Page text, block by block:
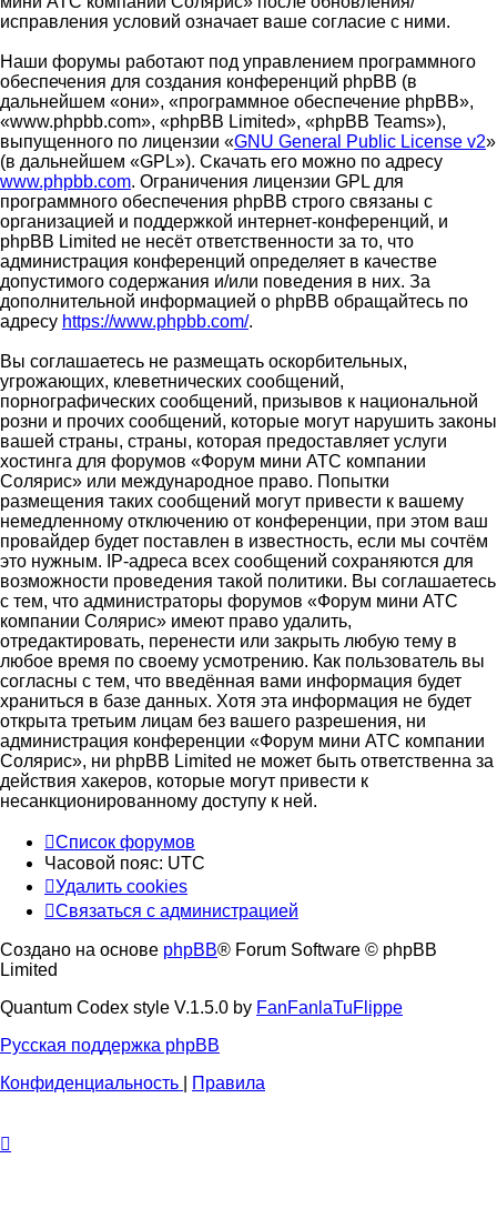
исправления условий означает ваше согласие с ними.
Наши форумы работают под управлением программного
обеспечения для создания конференций phpBB (в
дальнейшем «они», «программное обеспечение phpBB»,
«www.phpbb.com», «phpBB Limited», «phpBB Teams»),
выпущенного по лицензии «GNU General Public License v2»
(в дальнейшем «GPL»). Скачать его можно по адресу
www.phpbb.com. Ограничения лицензии GPL для
программного обеспечения phpBB строго связаны с
организацией и поддержкой интернет-конференций, и
phpBB Limited не несёт ответственности за то, что
администрация конференций определяет в качестве
допустимого содержания и/или поведения в них. За
дополнительной информацией о phpBB обращайтесь по
адресу https://www.phpbb.com/.
Вы соглашаетесь не размещать оскорбительных,
угрожающих, клеветнических сообщений,
порнографических сообщений, призывов к национальной
розни и прочих сообщений, которые могут нарушить законы
вашей страны, страны, которая предоставляет услуги
хостинга для форумов «Форум мини АТС компании
Солярис» или международное право. Попытки
размещения таких сообщений могут привести к вашему
немедленному отключению от конференции, при этом ваш
провайдер будет поставлен в известность, если мы сочтём
это нужным. IP-адреса всех сообщений сохраняются для
возможности проведения такой политики. Вы соглашаетесь
с тем, что администраторы форумов «Форум мини АТС
компании Солярис» имеют право удалить,
отредактировать, перенести или закрыть любую тему в
любое время по своему усмотрению. Как пользователь вы
согласны с тем, что введённая вами информация будет
храниться в базе данных. Хотя эта информация не будет
открыта третьим лицам без вашего разрешения, ни
администрация конференции «Форум мини АТС компании
Солярис», ни phpBB Limited не может быть ответственна за
действия хакеров, которые могут привести к
несанкционированному доступу к ней.
Список форумов
Часовой пояс: UTC
Удалить cookies
Связаться с администрацией
Создано на основе phpBB® Forum Software © phpBB
Limited
Quantum Codex style V.1.5.0 by FanFanlaTuFlippe
Русская поддержка phpBB
Конфиденциальность
Правила